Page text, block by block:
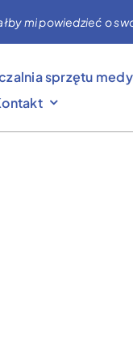
mi powiedzieć o
sprzętu